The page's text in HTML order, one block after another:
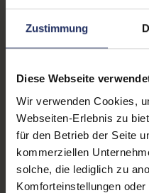
Zustimmung
Diese Webseite
Wir verwenden Cookies,
Webseiten-Erlebnis zu
für den Betrieb der Seite
kommerziellen
solche, die lediglich zu
Komforteinstellungen
Lautsprecher:
Helligkeit:
Displayauflösung:
Reaktionszeit: 5
Stromverbrauch: